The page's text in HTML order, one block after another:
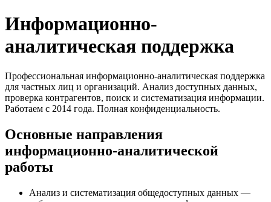
Информационно-
аналитическая поддержка
Профессиональная информационно-аналитическая поддержка
для частных лиц и организаций. Анализ доступных данных,
проверка контрагентов, поиск и систематизация информации.
Работаем с 2014 года. Полная конфиденциальность.
Основные направления
информационно-аналитической
работы
Анализ и систематизация общедоступных данных —